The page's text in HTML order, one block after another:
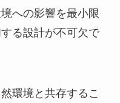
への影響を最小限
る設計が不可欠で
環境と共存するこ